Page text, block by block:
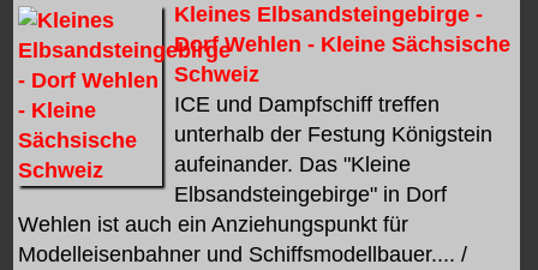
Kleines Elbsandsteingebirge -
Dorf Wehlen - Kleine Sächsische
Schweiz
ICE und Dampfschiff treffen
unterhalb der Festung Königstein
aufeinander. Das "Kleine
Elbsandsteingebirge" in Dorf
Wehlen ist auch ein Anziehungspunkt für
Modelleisenbahner und Schiffsmodellbauer.... /